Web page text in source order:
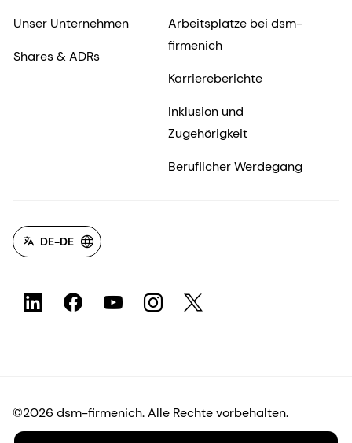
Unser Unternehmen
Shares & ADRs
Arbeitsplätze bei dsm-
firmenich
Karriereberichte
Inklusion und
Zugehörigkeit
Beruflicher Werdegang
DE-DE
©2026 dsm-firmenich. Alle Rechte vorbehalten.